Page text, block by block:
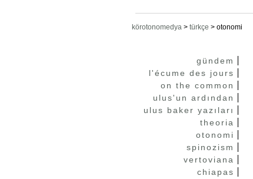
körotonomedya > türkçe > otonomi
gündem
l'écume des jours
on the common
ulus'un ardından
ulus baker yazıları
theoria
otonomi
spinozism
vertoviana
chiapas